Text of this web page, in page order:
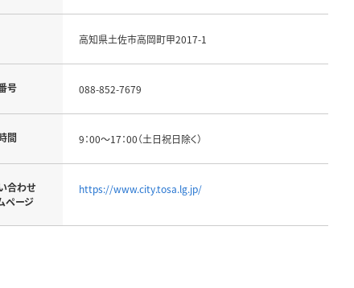
高知県土佐市高岡町甲2017-1
号 088-852-7679
間 9：00～17：00（土日祝日除く）
合わせ
ページ
https://www.city.tosa.lg.jp/